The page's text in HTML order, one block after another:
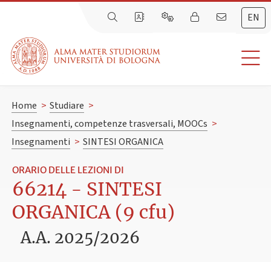
EN
Home > Studiare >
Insegnamenti, competenze trasversali, MOOCs >
Insegnamenti > SINTESI ORGANICA
ORARIO DELLE LEZIONI DI
66214 - SINTESI
ORGANICA (9 cfu)
A.A. 2025/2026